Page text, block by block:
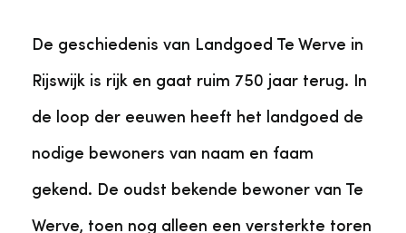
De geschiedenis van Landgoed Te Werve in
Rijswijk is rijk en gaat ruim 750 jaar terug. In
de loop der eeuwen heeft het landgoed de
nodige bewoners van naam en faam
gekend. De oudst bekende bewoner van Te
Werve, toen nog alleen een versterkte toren